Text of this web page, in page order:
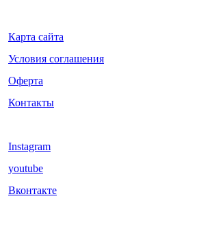
Карта сайта
Условия соглашения
Оферта
Контакты
Instagram
youtube
Вконтакте